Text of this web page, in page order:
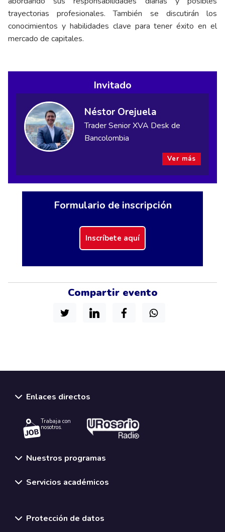
Formulario de inscripción
Inscríbete aquí
Compartir evento
trayectorias profesionales. También se discutirán los
conocimientos y habilidades clave para tener éxito en el
mercado de capitales.
Invitado
Néstor Orejuela
Trader Senior XVA Desk de
Bancolombia
Ver más
Enlaces directos
Trabaja con
nosotros.
Nuestros programas
Servicios académicos
Protección de datos